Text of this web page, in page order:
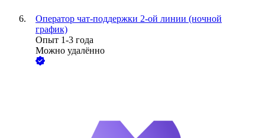
Оператор чат-поддержки 2-ой линии (ночной
график)
Опыт 1-3 года
Можно удалённо